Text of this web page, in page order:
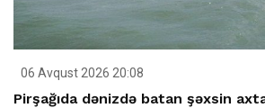
06 Avqust 2026 20:08
Pirşağıda dənizdə batan şəxsin